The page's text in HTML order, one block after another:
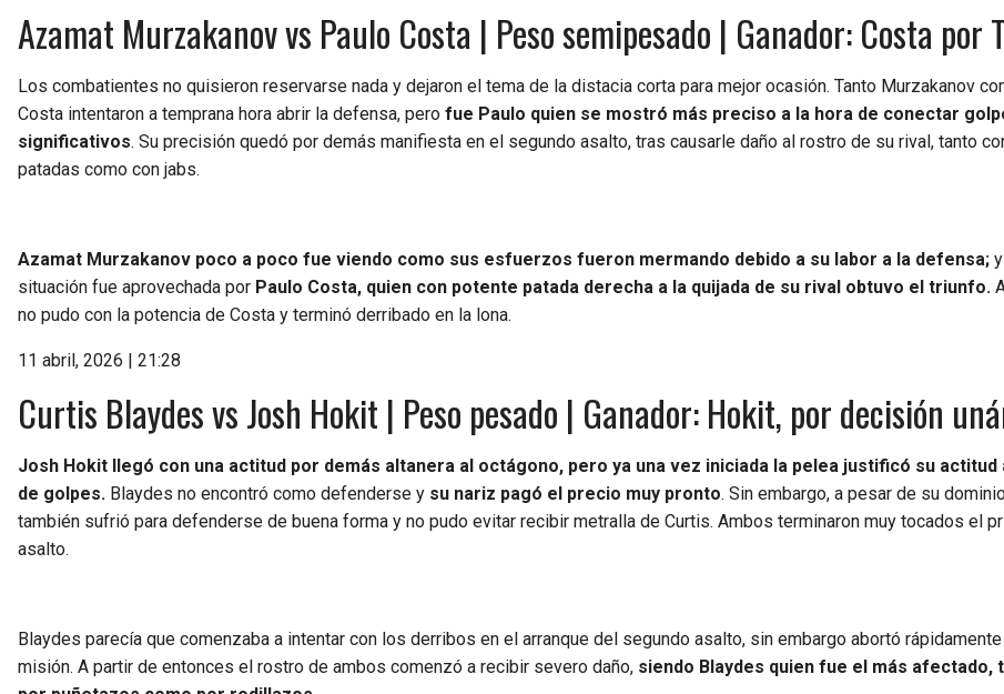
Azamat Murzakanov vs Paulo Costa | Peso semipesado | Ganador: Costa por
Los combatientes no quisieron reservarse nada y dejaron el tema de la distacia corta para mejor ocasión. Tanto Murzakanov
Costa intentaron a temprana hora abrir la defensa, pero fue Paulo quien se mostró más preciso a la hora de conectar
significativos. Su precisión quedó por demás manifiesta en el segundo asalto, tras causarle daño al rostro de su rival, tanto
patadas como con jabs.
Azamat Murzakanov poco a poco fue viendo como sus esfuerzos fueron mermando debido a su labor a la defensa;
situación fue aprovechada por Paulo Costa, quien con potente patada derecha a la quijada de su rival obtuvo el triunfo.
no pudo con la potencia de Costa y terminó derribado en la lona.
11 abril, 2026 | 21:28
Curtis Blaydes vs Josh Hokit | Peso pesado | Ganador: Hokit, por decisión
Josh Hokit llegó con una actitud por demás altanera al octágono, pero ya una vez iniciada la pelea justificó su actitud
de golpes. Blaydes no encontró como defenderse y su nariz pagó el precio muy pronto. Sin embargo, a pesar de su
también sufrió para defenderse de buena forma y no pudo evitar recibir metralla de Curtis. Ambos terminaron muy tocados el
asalto.
Blaydes parecía que comenzaba a intentar con los derribos en el arranque del segundo asalto, sin embargo abortó
misión. A partir de entonces el rostro de ambos comenzó a recibir severo daño, siendo Blaydes quien fue el más afectado,